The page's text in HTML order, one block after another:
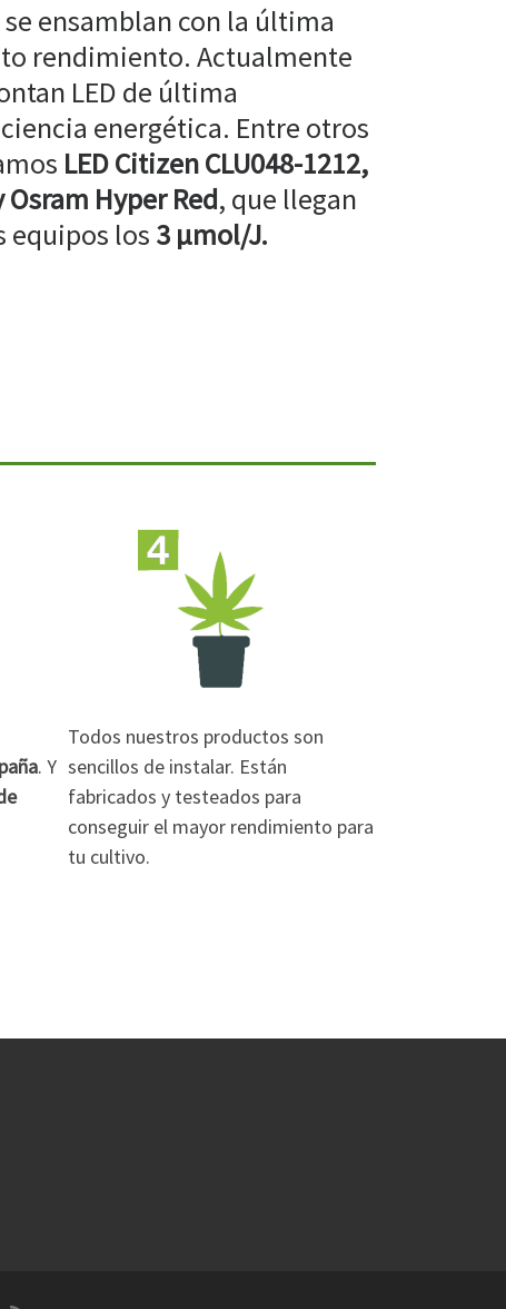
ensamblan con la última
rendimiento. Actualmente
LED de última
energética. Entre otros
LED Citizen CLU048-1212,
Osram Hyper Red, que llegan
equipos los 3 µmol/J.
. Y
Todos nuestros productos son
sencillos de instalar. Están
fabricados y testeados para
conseguir el mayor rendimiento para
tu cultivo.